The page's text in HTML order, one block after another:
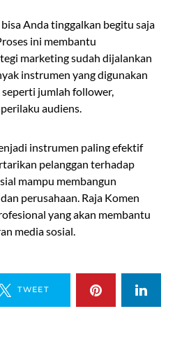
Anda tinggalkan begitu saja
ini membantu
marketing sudah dijalankan
instrumen yang digunakan
jumlah follower,
audiens.
instrumen paling efektif
pelanggan terhadap
mampu membangun
perusahaan. Raja Komen
yang akan membantu
media sosial.
TWEET